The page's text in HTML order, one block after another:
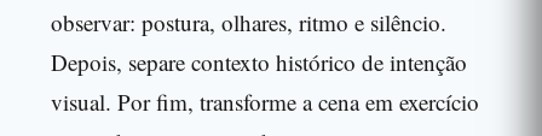
observar: postura, olhares, ritmo e silêncio.
Depois, separe contexto histórico de intenção
visual. Por fim, transforme a cena em exercício